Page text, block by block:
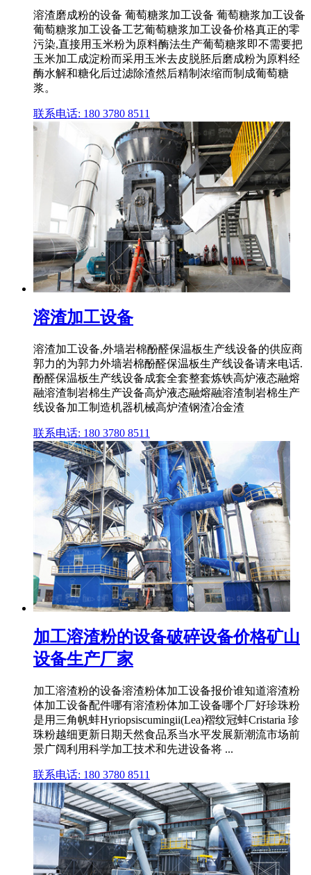
溶渣磨成粉的设备 葡萄糖浆加工设备 葡萄糖浆加工设备
葡萄糖浆加工设备工艺葡萄糖浆加工设备价格真正的零
污染,直接用玉米粉为原料酶法生产葡萄糖浆即不需要把
玉米加工成淀粉而采用玉米去皮脱胚后磨成粉为原料经
酶水解和糖化后过滤除渣然后精制浓缩而制成葡萄糖
浆。
联系电话: 180 3780 8511
溶渣加工设备
溶渣加工设备,外墙岩棉酚醛保温板生产线设备的供应商
郭力的为郭力外墙岩棉酚醛保温板生产线设备请来电话.
酚醛保温板生产线设备成套全套整套炼铁高炉液态融熔
融溶渣制岩棉生产设备高炉液态融熔融溶渣制岩棉生产
线设备加工制造机器机械高炉渣钢渣冶金渣
联系电话: 180 3780 8511
加工溶渣粉的设备破碎设备价格矿山
设备生产厂家
加工溶渣粉的设备溶渣粉体加工设备报价谁知道溶渣粉
体加工设备配件哪有溶渣粉体加工设备哪个厂好珍珠粉
是用三角帆蚌Hyriopsiscumingii(Lea)褶纹冠蚌Cristaria 珍
珠粉越细更新日期天然食品系当水平发展新潮流市场前
景广阔利用科学加工技术和先进设备将 ...
联系电话: 180 3780 8511